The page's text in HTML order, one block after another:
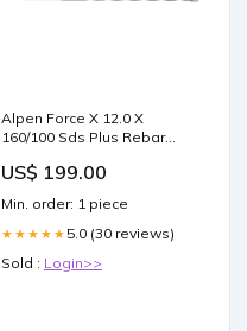
Alpen Force X 12.0 X
160/100 Sds Plus Rebar
Alp815012 Batteries and
Chargers
US$ 199.00
Min. order: 1 piece
★★★★★ 5.0 (30 reviews)
Sold : Login>>